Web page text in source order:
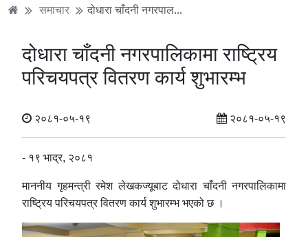
समाचार दोधारा चाँदनी नगरपाल...
दोधारा चाँदनी नगरपालिकामा राष्ट्रिय
परिचयपत्र वितरण कार्य शुभारम्भ
२०८१-०५-१९ २०८१-०५-१९
- १९ भाद्र, २०८१
माननीय गृहमन्त्री रमेश लेखकज्यूबाट दोधारा चाँदनी नगरपालिकामा
राष्ट्रिय परिचयपत्र वितरण कार्य शुभारम्भ भएको छ ।